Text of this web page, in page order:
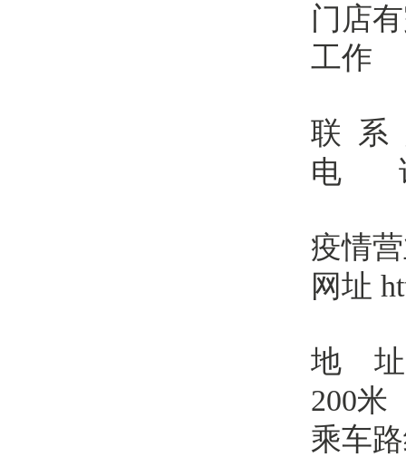
门店
工作
联 系
电 话
疫情
网址
地 址
200米
乘车